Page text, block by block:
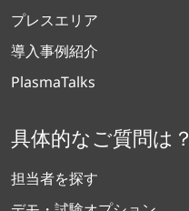
プレスエリア
導入事例紹介
PlasmaTalks
具体的なご質問は？
担当者を探す